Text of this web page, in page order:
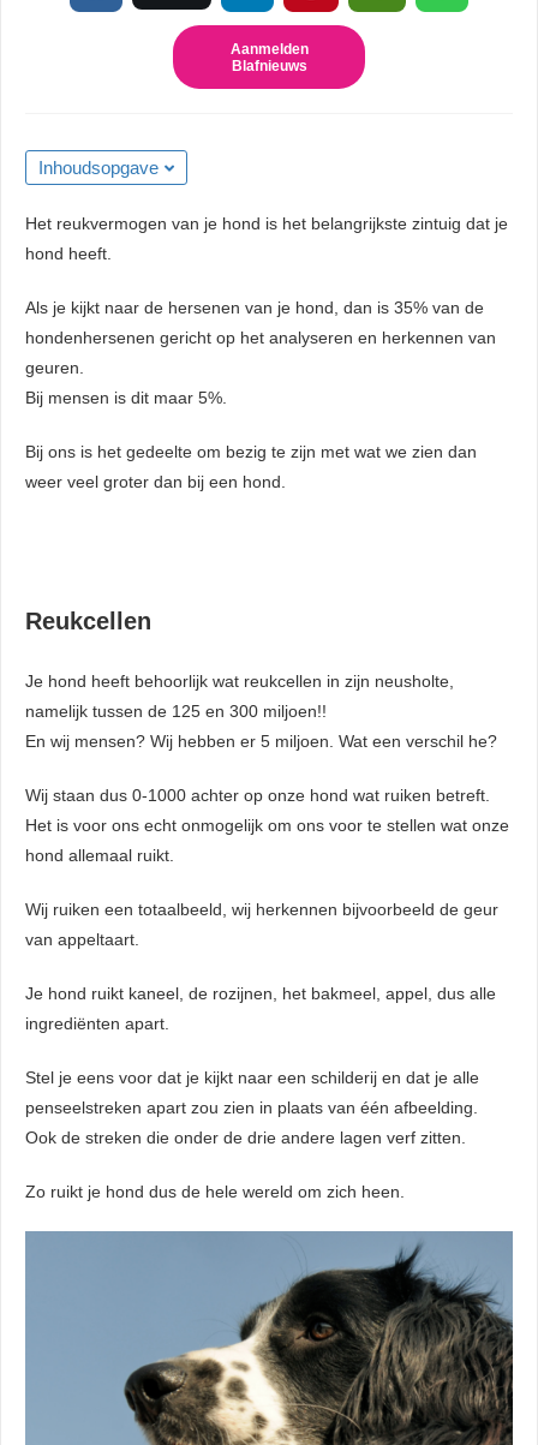
Aanmelden
Blafnieuws
Inhoudsopgave
Het reukvermogen van je hond is het belangrijkste zintuig dat je
hond heeft.
Als je kijkt naar de hersenen van je hond, dan is 35% van de
hondenhersenen gericht op het analyseren en herkennen van
geuren.
Bij mensen is dit maar 5%.
Bij ons is het gedeelte om bezig te zijn met wat we zien dan
weer veel groter dan bij een hond.
Reukcellen
Je hond heeft behoorlijk wat reukcellen in zijn neusholte,
namelijk tussen de 125 en 300 miljoen!!
En wij mensen? Wij hebben er 5 miljoen. Wat een verschil he?
Wij staan dus 0-1000 achter op onze hond wat ruiken betreft.
Het is voor ons echt onmogelijk om ons voor te stellen wat onze
hond allemaal ruikt.
Wij ruiken een totaalbeeld, wij herkennen bijvoorbeeld de geur
van appeltaart.
Je hond ruikt kaneel, de rozijnen, het bakmeel, appel, dus alle
ingrediënten apart.
Stel je eens voor dat je kijkt naar een schilderij en dat je alle
penseelstreken apart zou zien in plaats van één afbeelding.
Ook de streken die onder de drie andere lagen verf zitten.
Zo ruikt je hond dus de hele wereld om zich heen.
cookies
van een
op de
relevante
op het